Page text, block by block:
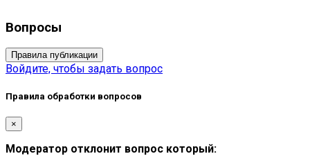
Вопросы
Правила публикации
Войдите, чтобы задать вопрос
Правила обработки вопросов
×
Модератор отклонит вопрос который: